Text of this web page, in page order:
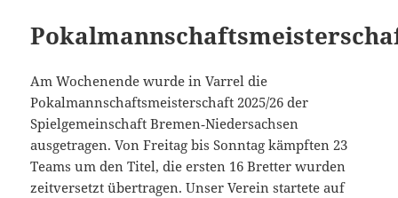
Am Wochenende wurde in Varrel die
Pokalmannschaftsmeisterschaft 2025/26 der
Spielgemeinschaft Bremen‑Niedersachsen
ausgetragen. Von Freitag bis Sonntag kämpften 23
Teams um den Titel, die ersten 16 Bretter wurden
zeitversetzt übertragen. Unser Verein startete auf